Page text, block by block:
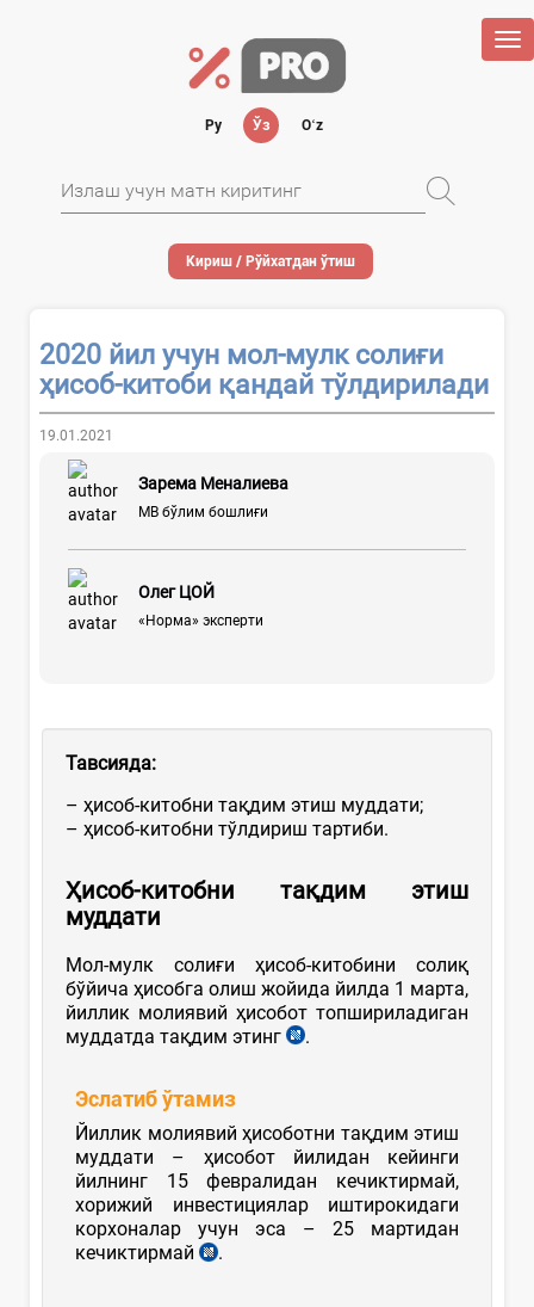
Ру Ўз Oʻz
Кириш / Рўйхатдан ўтиш
2020 йил учун мол-мулк солиғи
ҳисоб-китоби қандай тўлдирилади
19.01.2021
Зарема Меналиева
МВ бўлим бошлиғи
Олег ЦОЙ
«Норма» эксперти
Тавсияда:
– ҳисоб-китобни тақдим этиш муддати;
– ҳисоб-китобни тўлдириш тартиби.
Ҳисоб-китобни тақдим этиш
муддати
Мол-мулк солиғи ҳисоб-китобини солиқ
бўйича ҳисобга олиш жойида йилда 1 марта,
йиллик молиявий ҳисобот топшириладиган
муддатда тақдим этинг
.
Эслатиб ўтамиз
Йиллик молиявий ҳисоботни тақдим этиш
муддати – ҳисобот йилидан кейинги
йилнинг 15 февралидан кечиктирмай,
хорижий инвестициялар иштирокидаги
корхоналар учун эса – 25 мартидан
кечиктирмай
.